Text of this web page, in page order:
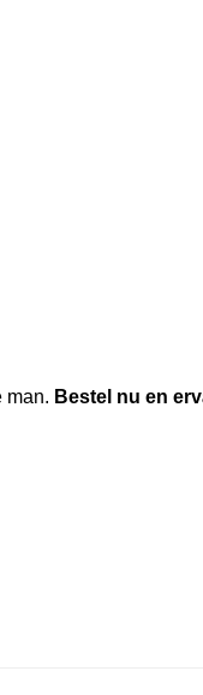
man. Bestel nu en